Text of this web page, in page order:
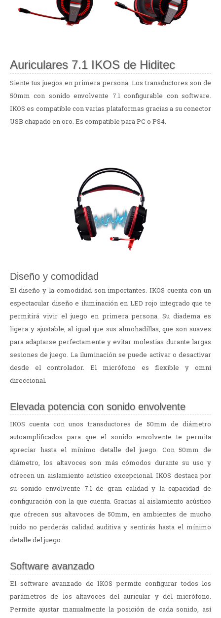
Auriculares 7.1 IKOS de Hiditec
Siente tus juegos en primera persona. Los transductores son de
50mm con sonido envolvente 7.1 configurable con software.
IKOS es compatible con varias plataformas gracias a su conector
USB chapado en oro. Es compatible para PC o PS4.
Diseño y comodidad
El diseño y la comodidad son importantes. IKOS cuenta con un
espectacular diseño e iluminación en LED rojo integrado que te
permitirá vivir el juego en primera persona. Su diadema es
ligera y ajustable, al igual que sus almohadillas, que son suaves
para adaptarse perfectamente y evitar molestias durante largas
sesiones de juego. La iluminación se puede activar o desactivar
desde el controlador. El micrófono es flexible y omni
direccional.
Elevada potencia con sonido envolvente
IKOS cuenta con unos transductores de 50mm de diámetro
autoamplificados para que el sonido envolvente te permita
apreciar hasta el mínimo detalle del juego. Con 50mm de
diámetro, los altavoces son más cómodos durante su uso y
ofrecen un aislamiento acústico excepcional. IKOS destaca por
su sonido envolvente 7.1 de gran calidad y la capacidad de
configuración con la que cuenta. Gracias al aislamiento acústico
que ofrecen sus altavoces de 50mm, en ambientes de mucho
ruido no perderás calidad auditiva y sentirás hasta el mínimo
detalle del juego.
Software avanzado
El software avanzado de IKOS permite configurar todos los
parámetros de los altavoces del auricular y del micrófono.
Permite ajustar manualmente la posición de cada sonido, así